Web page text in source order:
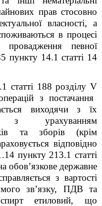
прав стосовно
власності, а
в процесі
певної
пункту 14.1 статті 14
статті 188 розділуV
з постачання
виходячи з їх
з урахуванням
та зборів (крім
відповідно
пункту 213.1 статті
обов’язкове державне
з вартості
зв’язку, ПДВ та
етиловий, що